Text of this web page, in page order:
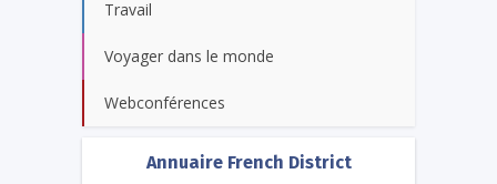
Travail
Voyager dans le monde
Webconférences
Annuaire French District